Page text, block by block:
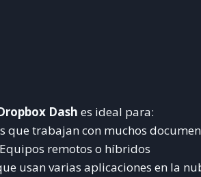
Dash es ideal para:
que trabajan con muchos
Equipos remotos o híbridos
usan varias aplicaciones en la